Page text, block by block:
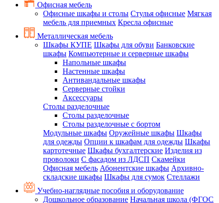
Офисная мебель
Офисные шкафы и столы Стулья офисные Мягкая
мебель для приемных Кресла офисные
Металлическая мебель
Шкафы КУПЕ Шкафы для обуви Банковские
шкафы Компьютерные и серверные шкафы
Напольные шкафы
Настенные шкафы
Антивандальные шкафы
Серверные стойки
Аксессуары
Столы разделочные
Столы разделочные
Столы разделочные с бортом
Модульные шкафы Оружейные шкафы Шкафы
для одежды Опции к шкафам для одежды Шкафы
картотечные Шкафы бухгалтерские Изделия из
проволоки С фасадом из ЛДСП Скамейки
Офисная мебель Абонентские шкафы Архивно-
складские шкафы Шкафы для сумок Стеллажи
Учебно-наглядные пособия и оборудование
Дошкольное образование Начальная школа (ФГОС